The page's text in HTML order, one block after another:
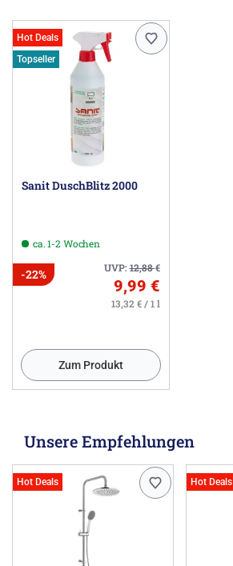
Hot Deals
Topseller
Sanit DuschBlitz 2000
ca. 1-2 Wochen
UVP:12,88€
-22%
9,99 €
13,32 € / 1 l
Zum Produkt
Unsere Empfehlungen
Hot Deals Hot Deals